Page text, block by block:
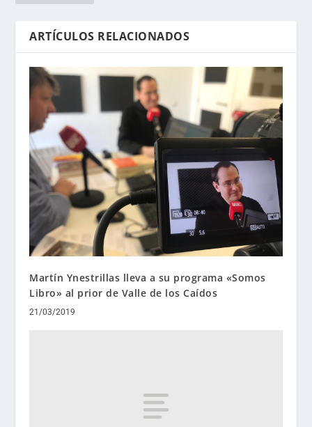
ARTÍCULOS RELACIONADOS
Martín Ynestrillas lleva a su programa «Somos
Libro» al prior de Valle de los Caídos
21/03/2019